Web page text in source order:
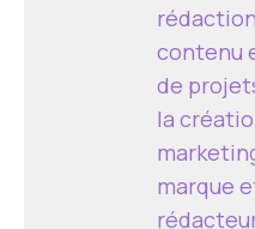
contenu
de
la
marque